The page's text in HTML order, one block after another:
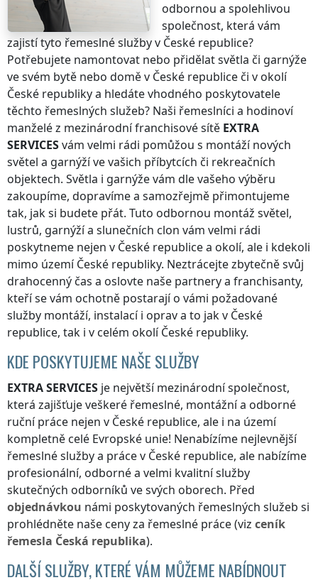
odbornou a spolehlivou
společnost, která vám
zajistí tyto řemeslné službyv České republice?
Potřebujete namontovat nebo přidělat světla či garnýže
ve svém bytě nebo doměv České republice či v okolí
České republikya hledáte vhodného poskytovatele
těchto řemeslných služeb? Naši řemeslníci a hodinoví
manželé z mezinárodní franchisové sítě EXTRA
SERVICESvám velmi rádi pomůžou s montáží nových
světel a garnýží ve vašich příbytcích či rekreačních
objektech. Světla i garnýže vám dle vašeho výběru
zakoupíme, dopravíme a samozřejmě přimontujeme
tak, jak si budete přát. Tuto odbornou montáž světel,
lustrů, garnýží a slunečních clon vám velmi rádi
poskytneme nejen v České republicea okolí, ale i kdekoli
mimo území České republiky. Neztrácejte zbytečně svůj
drahocenný čas a oslovte naše partnery a franchisanty,
kteří se vám ochotně postarají o vámi požadované
služby montáží, instalací i oprav a to jakv České
republice, tak i v celém okolíČeské republiky.
KDE POSKYTUJEME NAŠE SLUŽBY
EXTRA SERVICES je největší mezinárodní společnost,
která zajišťuje veškeré řemeslné, montážní a odborné
ruční práce nejen v České republice, ale i na území
kompletně celé Evropské unie! Nenabízíme nejlevnější
řemeslné služby a prácev České republice, ale nabízíme
profesionální, odborné a velmi kvalitní služby
skutečných odborníků ve svých oborech. Před
objednávkou námi poskytovaných řemeslných služeb si
prohlédněte naše ceny za řemeslné práce (viz ceník
řemesla Česká republika).
DALŠÍ SLUŽBY, KTERÉ VÁM MŮŽEME NABÍDNOUT